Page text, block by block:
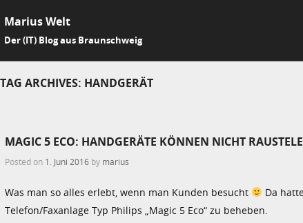
Marius Welt
Der (IT) Blog aus Braunschweig
TAG ARCHIVES: HANDGERÄT
MAGIC 5 ECO: HANDGERÄTE KÖNNEN NICHT
Posted on 1. Juni 2016 by marius
Was man so alles erlebt, wenn man Kunden besucht
Da
Telefon/Faxanlage Typ Philips „Magic 5 Eco“ zu beheben.